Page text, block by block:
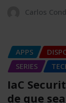
Carlos
APPS
SERIES
IaC
de que